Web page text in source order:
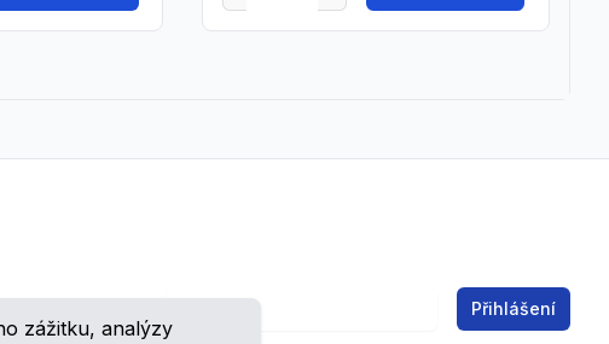
zážitku, analýzy
akcích.
Email address Přihlášení